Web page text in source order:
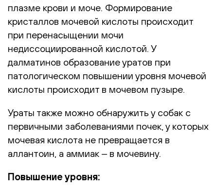
плазме крови и моче. Формирование
кристаллов мочевой кислоты происходит
при перенасыщении мочи
недиссоциированной кислотой. У
далматинов образование уратов при
патологическом повышении уровня мочевой
кислоты происходит в мочевом пузыре.
Ураты также можно обнаружить у собак с
первичными заболеваниями почек, у которых
мочевая кислота не превращается в
аллантоин, а аммиак ‒ в мочевину.
Повышение уровня: